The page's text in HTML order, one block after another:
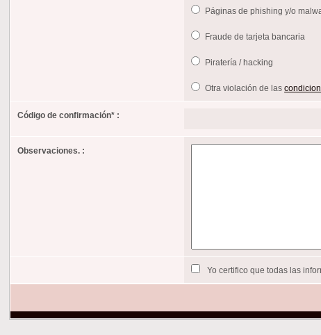
Páginas de phishing y/o
Fraude de tarjeta bancaria
Piratería / hacking
Otra violación de las
Código de confirmación* :
Observaciones. :
Yo certifico que todas las